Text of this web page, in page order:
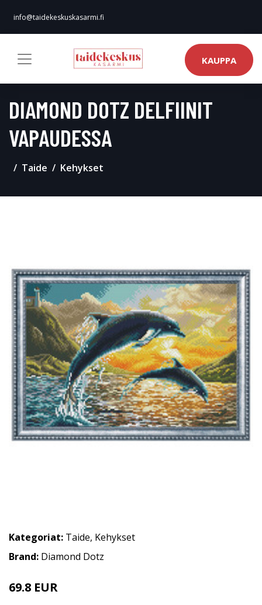
info@taidekeskuskasarmi.fi
KAUPPA
DIAMOND DOTZ DELFIINIT
VAPAUDESSA
Taide Kehykset
Kategoriat: Taide, Kehykset
Brand: Diamond Dotz
69.8 EUR